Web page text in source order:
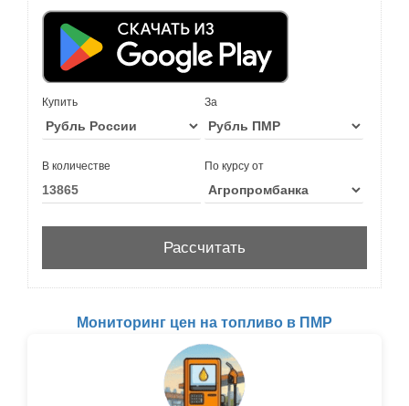
Купить За
В количестве По курсу от
Мониторинг цен на топливо в ПМР